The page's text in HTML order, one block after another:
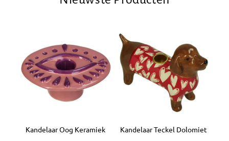
Kandelaar Oog Keramiek Kandelaar Teckel Dolomiet